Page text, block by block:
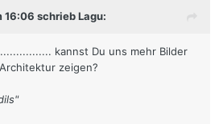
schrieb Lagu:
kannst Du uns mehr Bilder
zeigen?